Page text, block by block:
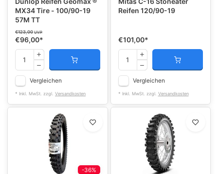
MX34 Tire - 100/90-19
57M TT
€123,00 UVP
€96,00*
Vergleichen
* Inkl. MwSt. zzgl. Versandkosten
Reifen 120/90-19
€101,00*
Vergleichen
* Inkl. MwSt. zzgl. Versandkosten
-36%